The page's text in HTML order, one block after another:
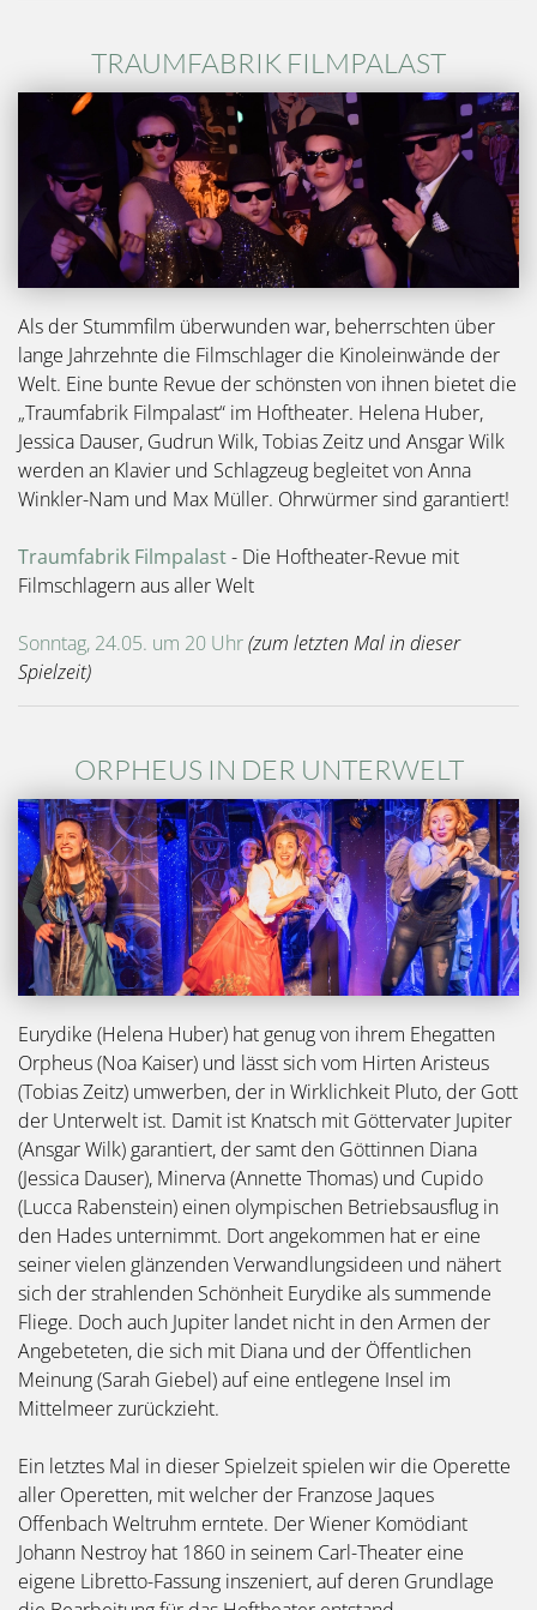
TRAUMFABRIK FILMPALAST
Als der Stummfilm überwunden war, beherrschten über
lange Jahrzehnte die Filmschlager die Kinoleinwände der
Welt. Eine bunte Revue der schönsten von ihnen bietet die
„Traumfabrik Filmpalast“ im Hoftheater. Helena Huber,
Jessica Dauser, Gudrun Wilk, Tobias Zeitz und Ansgar Wilk
werden an Klavier und Schlagzeug begleitet von Anna
Winkler-Nam und Max Müller. Ohrwürmer sind garantiert!
Traumfabrik Filmpalast- Die Hoftheater-Revue mit
Filmschlagern aus aller Welt
Sonntag, 24.05. um 20 Uhr(zum letzten Mal in dieser
Spielzeit)
ORPHEUS IN DER UNTERWELT
Bild
Eurydike (Helena Huber) hat genug von ihrem Ehegatten
Orpheus (Noa Kaiser) und lässt sich vom Hirten Aristeus
(Tobias Zeitz) umwerben, der in Wirklichkeit Pluto, der Gott
der Unterwelt ist. Damit ist Knatsch mit Göttervater Jupiter
(Ansgar Wilk) garantiert, der samt den Göttinnen Diana
(Jessica Dauser), Minerva (Annette Thomas) und Cupido
(Lucca Rabenstein) einen olympischen Betriebsausflug in
den Hades unternimmt. Dort angekommen hat er eine
seiner vielen glänzenden Verwandlungsideen und nähert
sich der strahlenden Schönheit Eurydike als summende
Fliege. Doch auch Jupiter landet nicht in den Armen der
Angebeteten, die sich mit Diana und der Öffentlichen
Meinung (Sarah Giebel) auf eine entlegene Insel im
Mittelmeer zurückzieht.
Ein letztes Mal in dieser Spielzeit spielen wir die Operette
aller Operetten, mit welcher der Franzose Jaques
Offenbach Weltruhm erntete. Der Wiener Komödiant
Johann Nestroy hat 1860 in seinem Carl-Theater eine
eigene Libretto-Fassung inszeniert, auf deren Grundlage